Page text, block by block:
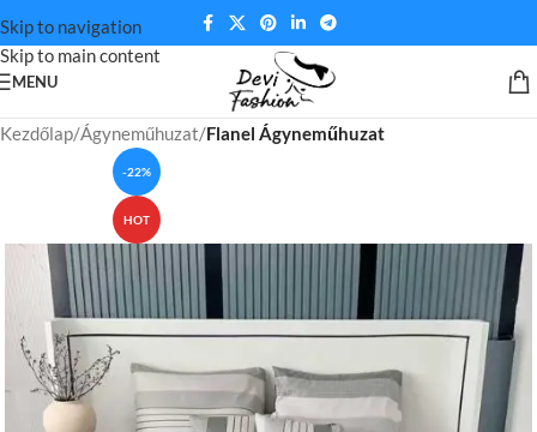
Skip to navigation
Skip to main content
MENU
Kezdőlap Ágyneműhuzat Flanel Ágyneműhuzat
-22%
HOT